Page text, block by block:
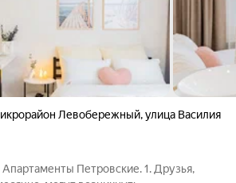
Левобережный,улица Василия
Петровские. 1. Друзья,